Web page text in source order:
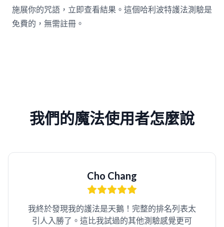
施展你的咒語，立即查看結果。這個哈利波特護法測驗是
免費的，無需註冊。
我們的魔法使用者怎麼說
Cho Chang
我終於發現我的護法是天鵝！完整的排名列表太
引人入勝了。這比我試過的其他測驗感覺更可